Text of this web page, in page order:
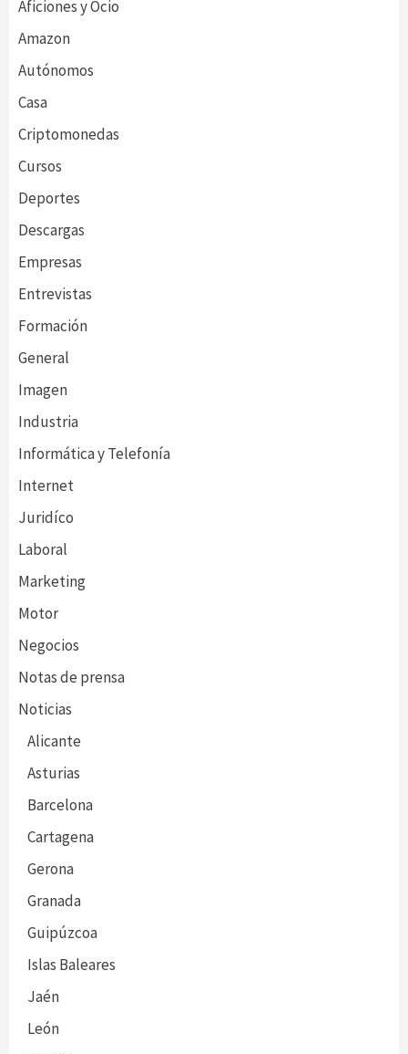
Aficiones y Ocio
Amazon
Autónomos
Casa
Criptomonedas
Cursos
Deportes
Descargas
Empresas
Entrevistas
Formación
General
Imagen
Industria
Informática y Telefonía
Internet
Juridíco
Laboral
Marketing
Motor
Negocios
Notas de prensa
Noticias
Alicante
Asturias
Barcelona
Cartagena
Gerona
Granada
Guipúzcoa
Islas Baleares
Jaén
León